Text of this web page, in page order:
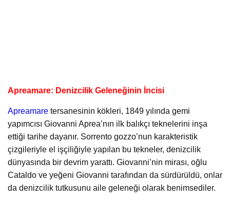
Apreamare: Denizcilik Geleneğinin İncisi
Apreamare tersanesinin kökleri, 1849 yılında gemi
yapımcısı Giovanni Aprea’nın ilk balıkçı teknelerini inşa
ettiği tarihe dayanır. Sorrento gozzo’nun karakteristik
çizgileriyle el işçiliğiyle yapılan bu tekneler, denizcilik
dünyasında bir devrim yarattı. Giovanni’nin mirası, oğlu
Cataldo ve yeğeni Giovanni tarafından da sürdürüldü, onlar
da denizcilik tutkusunu aile geleneği olarak benimsediler.